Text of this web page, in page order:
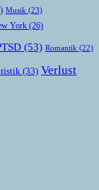
Musik (23)
York (26)
(53) Romantik (22)
(33) Verlust